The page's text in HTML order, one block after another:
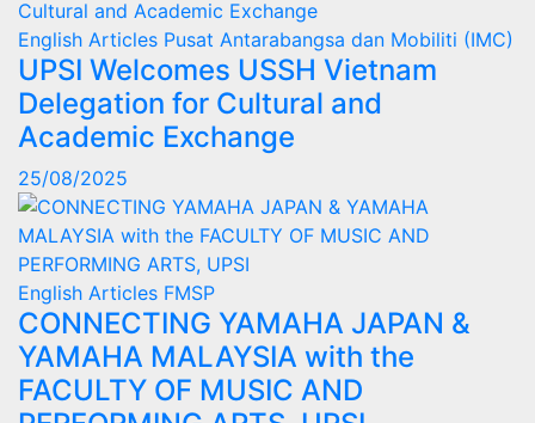
English Articles Pusat Antarabangsa dan Mobiliti (IMC)
UPSI Welcomes USSH Vietnam
Delegation for Cultural and
Academic Exchange
25/08/2025
English Articles FMSP
CONNECTING YAMAHA JAPAN &
YAMAHA MALAYSIA with the
FACULTY OF MUSIC AND